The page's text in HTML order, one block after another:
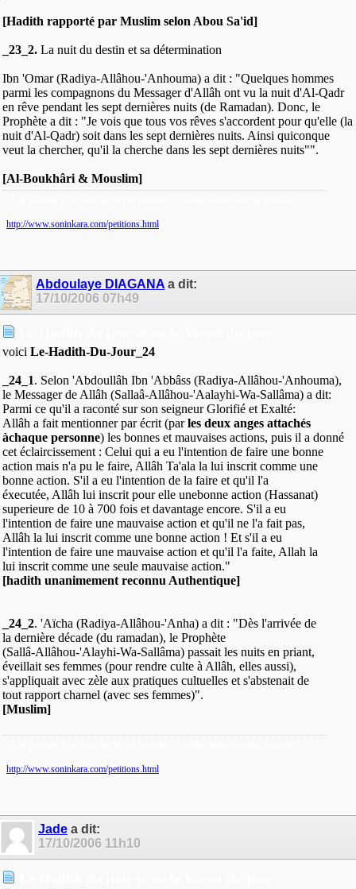
[Hadith rapporté par Muslim selon Abou Sa'id]
_23_2. La nuit du destin et sa détermination
Ibn 'Omar (Radiya-Allâhou-'Anhouma) a dit : "Quelques hommes
parmi les compagnons du Messager d'Allâh ont vu la nuit d'Al-Qadr
en rêve pendant les sept dernières nuits (de Ramadan). Donc, le
Prophète a dit : "Je vois que tous vos rêves s'accordent pour qu'elle (la
nuit d'Al-Qadr) soit dans les sept dernières nuits. Ainsi quiconque
veut la chercher, qu'il la cherche dans les sept dernières nuits"".
[Al-Boukhâri & Mouslim]
http://www.soninkara.com/petitions.html
Abdoulaye DIAGANA a dit:
17/10/2006 07h49
voici Le-Hadith-Du-Jour_24
_24_1. Selon 'Abdoullâh Ibn 'Abbâss (Radiya-Allâhou-'Anhouma),
le Messager de Allâh (Sallaâ-Allâhou-'Aalayhi-Wa-Sallâma) a dit:
Parmi ce qu'il a raconté sur son seigneur Glorifié et Exalté:
Allâh a fait mentionner par écrit (parles deux anges attachés
àchaque personne) les bonnes et mauvaises actions, puis il a donné
cet éclaircissement : Celui qui a eu l'intention de faire une bonne
action mais n'a pu le faire, Allâh Ta'ala la lui inscrit comme une
bonne action. S'il a eu l'intention de la faire et qu'il l'a
éxecutée, Allâh lui inscrit pour elle unebonne action (Hassanat)
superieure de 10 à 700 fois et davantage encore. S'il a eu
l'intention de faire une mauvaise action et qu'il ne l'a fait pas,
Allâh la lui inscrit comme une bonne action ! Et s'il a eu
l'intention de faire une mauvaise action et qu'il l'a faite, Allah la
lui inscrit comme une seule mauvaise action."
[hadith unanimement reconnu Authentique]
_24_2. 'Aïcha (Radiya-Allâhou-'Anha) a dit : "Dès l'arrivée de
la dernière décade (du ramadan), le Prophète
(Sallâ-Allâhou-'Alayhi-Wa-Sallâma) passait les nuits en priant,
éveillait ses femmes (pour rendre culte à Allâh, elles aussi),
s'appliquait avec zèle aux pratiques cultuelles et s'abstenait de
tout rapport charnel (avec ses femmes)".
[Muslim]
http://www.soninkara.com/petitions.html
Jade a dit:
17/10/2006 11h10